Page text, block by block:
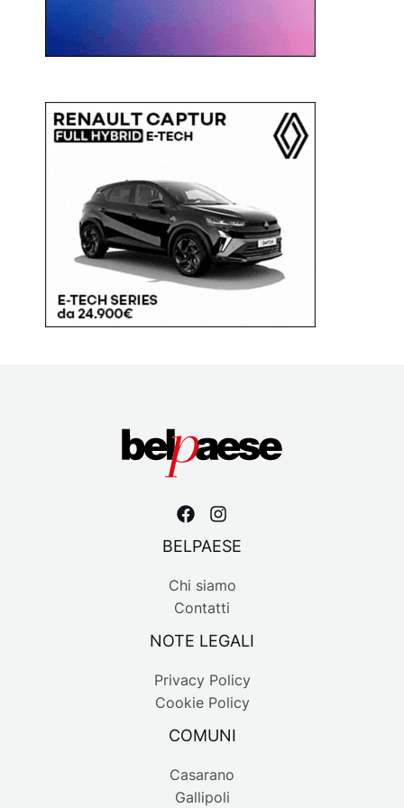
BELPAESE
Chi siamo
Contatti
NOTE LEGALI
Privacy Policy
Cookie Policy
COMUNI
Casarano
Gallipoli